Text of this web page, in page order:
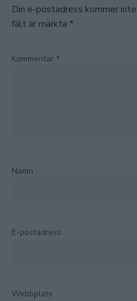
Din e-postadress kommer
fält är märkta *
Kommentar *
Namn
E-postadress
Webbplats